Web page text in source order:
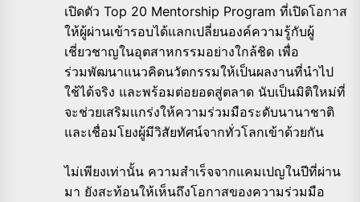
เปิดตัว Top 20 Mentorship Program ที่เปิดโอกาส
ให้ผู้ผ่านเข้ารอบได้แลกเปลี่ยนองค์ความรู้กับผู้
เชี่ยวชาญในอุตสาหกรรมอย่างใกล้ชิด เพื่อ
ร่วมพัฒนาแนวคิดนวัตกรรมให้เป็นผลงานที่นำไป
ใช้ได้จริง และพร้อมต่อยอดสู่ตลาด นับเป็นมิติใหม่ที่
จะช่วยเสริมแกร่งให้ความร่วมมือระดับนานาชาติ
และเชื่อมโยงผู้มีวิสัยทัศน์จากทั่วโลกเข้าด้วยกัน
ไม่เพียงเท่านั้น ความสำเร็จจากแคมเปญในปีที่ผ่าน
มา ยังสะท้อนให้เห็นถึงโอกาสของความร่วมมือ